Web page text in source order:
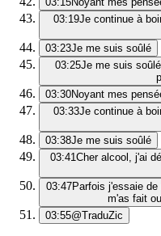
03:19Je continue à
03:23Je me suis soûlé
03:25Je me suis
03:30Noyant mes
03:33Je continue à
03:38Je me suis soûlé
03:41Cher alcool, j'ai
03:47Parfois j'essaie
m'as fait
03:55@TraduZic